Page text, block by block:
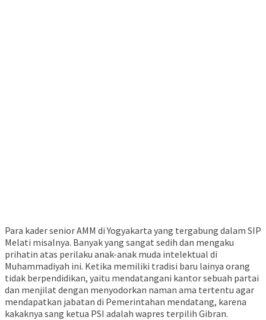
Para kader senior AMM di Yogyakarta yang tergabung dalam SIP
Melati misalnya. Banyak yang sangat sedih dan mengaku
prihatin atas perilaku anak-anak muda intelektual di
Muhammadiyah ini. Ketika memiliki tradisi baru lainya orang
tidak berpendidikan, yaitu mendatangani kantor sebuah partai
dan menjilat dengan menyodorkan naman ama tertentu agar
mendapatkan jabatan di Pemerintahan mendatang, karena
kakaknya sang ketua PSI adalah wapres terpilih Gibran.